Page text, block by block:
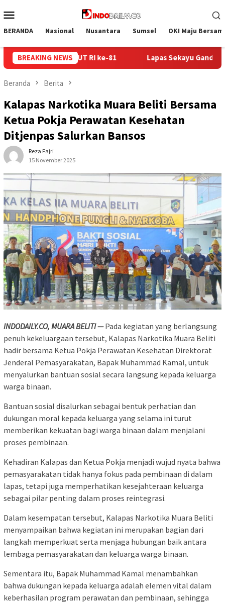
ke
Mobile
BERANDA Nasional Nusantara Sumsel OKI Maju
BREAKING NEWS
Sekayu Gandeng Kwarcab Muba Berikan Materi Dasar
Beranda Berita
Kalapas Narkotika Muara Beliti Bersama
Ketua Pokja Perawatan Kesehatan
Ditjenpas Salurkan Bansos
Reza Fajri
15 November 2025
INDODAILY.CO, MUARA BELITI —Pada kegiatan yang berlangsung
penuh kekeluargaan tersebut, Kalapas Narkotika Muara Beliti
hadir bersama Ketua Pokja Perawatan Kesehatan Direktorat
Jenderal Pemasyarakatan, Bapak Muhammad Kamal, untuk
menyalurkan bantuan sosial secara langsung kepada keluarga
warga binaan.
Bantuan sosial disalurkan sebagai bentuk perhatian dan
dukungan moral kepada keluarga yang selama ini turut
memberikan kekuatan bagi warga binaan dalam menjalani
proses pembinaan.
Kehadiran Kalapas dan Ketua Pokja menjadi wujud nyata bahwa
pemasyarakatan tidak hanya fokus pada pembinaan di dalam
lapas, tetapi juga memperhatikan kesejahteraan keluarga
sebagai pilar penting dalam proses reintegrasi.
Dalam kesempatan tersebut, Kalapas Narkotika Muara Beliti
menyampaikan bahwa kegiatan ini merupakan bagian dari
langkah memperkuat serta menjaga hubungan baik antara
lembaga pemasyarakatan dan keluarga warga binaan.
Sementara itu, Bapak Muhammad Kamal menambahkan
bahwa dukungan kepada keluarga adalah elemen vital dalam
keberhasilan program perawatan dan pembinaan, sehingga